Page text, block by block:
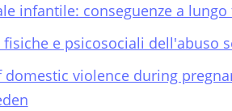
infantile: conseguenze a
fisiche e psicosociali dell'abuso
domestic violence during